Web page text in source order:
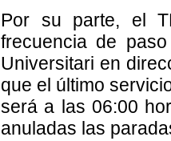
Por su parte, el
frecuencia de
Universitari en
que el último
será a las 06:00
anuladas las